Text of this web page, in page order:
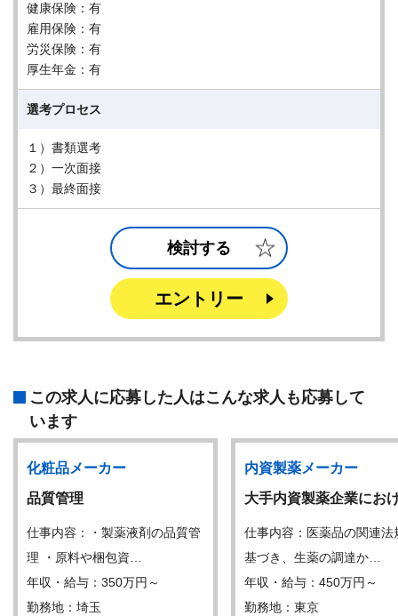
健康保険：有
雇用保険：有
労災保険：有
厚生年金：有
選考プロセス
１）書類選考
２）一次面接
３）最終面接
検討する
エントリー
この求人に応募した人はこんな求人も応募して
います
化粧品メーカー
品質管理
仕事内容：・製薬液剤の品質管
理 ・原料や梱包資…
年収・給与：350万円～
勤務地：埼玉
内資製薬メーカー
大手内資製薬企業にお
仕事内容：医薬品の関連法
基づき、生薬の調達か…
年収・給与：450万円～
勤務地：東京